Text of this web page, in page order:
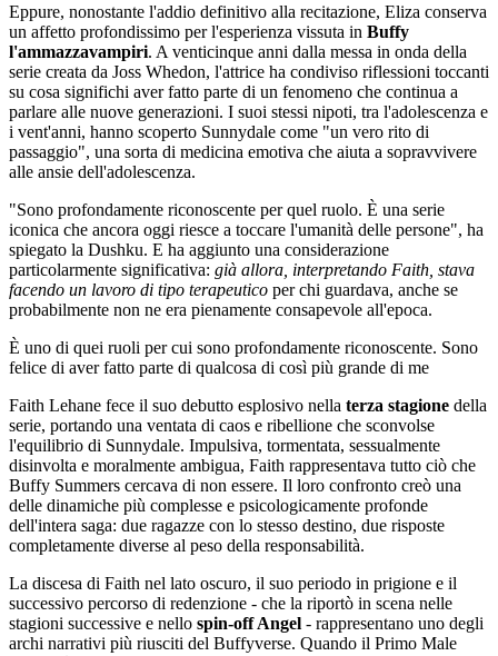
Eppure, nonostante l'addio definitivo alla recitazione, Eliza conserva
un affetto profondissimo per l'esperienza vissuta in Buffy
l'ammazzavampiri. A venticinque anni dalla messa in onda della
serie creata da Joss Whedon, l'attrice ha condiviso riflessioni toccanti
su cosa significhi aver fatto parte di un fenomeno che continua a
parlare alle nuove generazioni. I suoi stessi nipoti, tra l'adolescenza e
i vent'anni, hanno scoperto Sunnydale come "un vero rito di
passaggio", una sorta di medicina emotiva che aiuta a sopravvivere
alle ansie dell'adolescenza.
"Sono profondamente riconoscente per quel ruolo. È una serie
iconica che ancora oggi riesce a toccare l'umanità delle persone", ha
spiegato la Dushku. E ha aggiunto una considerazione
particolarmente significativa: già allora, interpretando Faith, stava
facendo un lavoro di tipo terapeutico per chi guardava, anche se
probabilmente non ne era pienamente consapevole all'epoca.
È uno di quei ruoli per cui sono profondamente riconoscente. Sono
felice di aver fatto parte di qualcosa di così più grande di me
Faith Lehane fece il suo debutto esplosivo nella terza stagione della
serie, portando una ventata di caos e ribellione che sconvolse
l'equilibrio di Sunnydale. Impulsiva, tormentata, sessualmente
disinvolta e moralmente ambigua, Faith rappresentava tutto ciò che
Buffy Summers cercava di non essere. Il loro confronto creò una
delle dinamiche più complesse e psicologicamente profonde
dell'intera saga: due ragazze con lo stesso destino, due risposte
completamente diverse al peso della responsabilità.
La discesa di Faith nel lato oscuro, il suo periodo in prigione e il
successivo percorso di redenzione - che la riportò in scena nelle
stagioni successive e nello spin-off Angel - rappresentano uno degli
archi narrativi più riusciti del Buffyverse. Quando il Primo Male